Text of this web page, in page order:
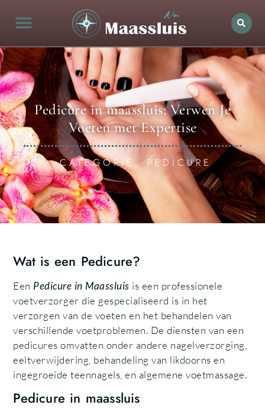
Pedicure in maassluis: Verwen Je
Voeten met Expertise
CATEGORIE: PEDICURE
Wat is een Pedicure?
Een Pedicure in Maassluis is een professionele
voetverzorger die gespecialiseerd is in het
verzorgen van de voeten en het behandelen van
verschillende voetproblemen. De diensten van een
pedicures omvatten onder andere nagelverzorging,
eeltverwijdering, behandeling van likdoorns en
ingegroeide teennagels, en algemene voetmassage.
Pedicure in maassluis